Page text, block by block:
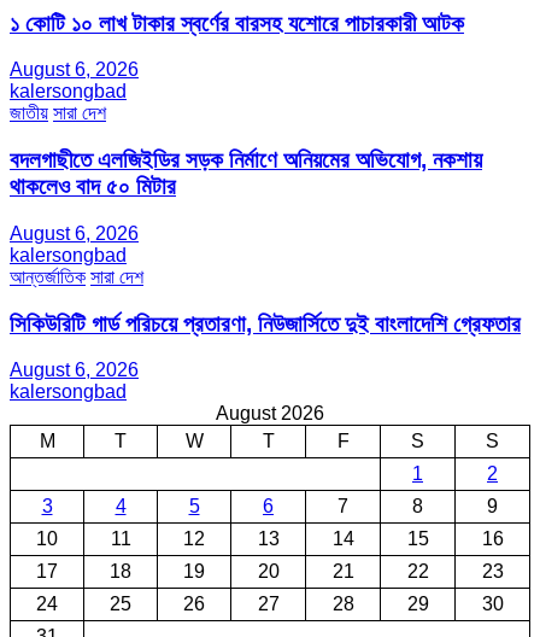
১ কোটি ১০ লাখ টাকার স্বর্ণের বারসহ যশোরে পাচারকারী আটক​
August 6, 2026
kalersongbad
জাতীয় সারা দেশ
বদলগাছীতে এলজিইডির সড়ক নির্মাণে অনিয়মের অভিযোগ, নকশায়
থাকলেও বাদ ৫০ মিটার
August 6, 2026
kalersongbad
আন্তর্জাতিক সারা দেশ
সিকিউরিটি গার্ড পরিচয়ে প্রতারণা, নিউজার্সিতে দুই বাংলাদেশি গ্রেফতার
August 6, 2026
kalersongbad
August 2026
M
T W T F S
S
1
2
3
4 5 6 7 8
9
10
11 12 13 14 15
16
17
18 19 20 21 22
23
24
25 26 27 28 29
30